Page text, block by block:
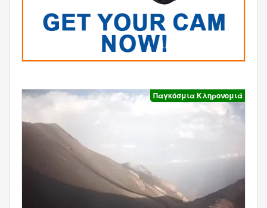
Παγκόσμια Κληρονομιά